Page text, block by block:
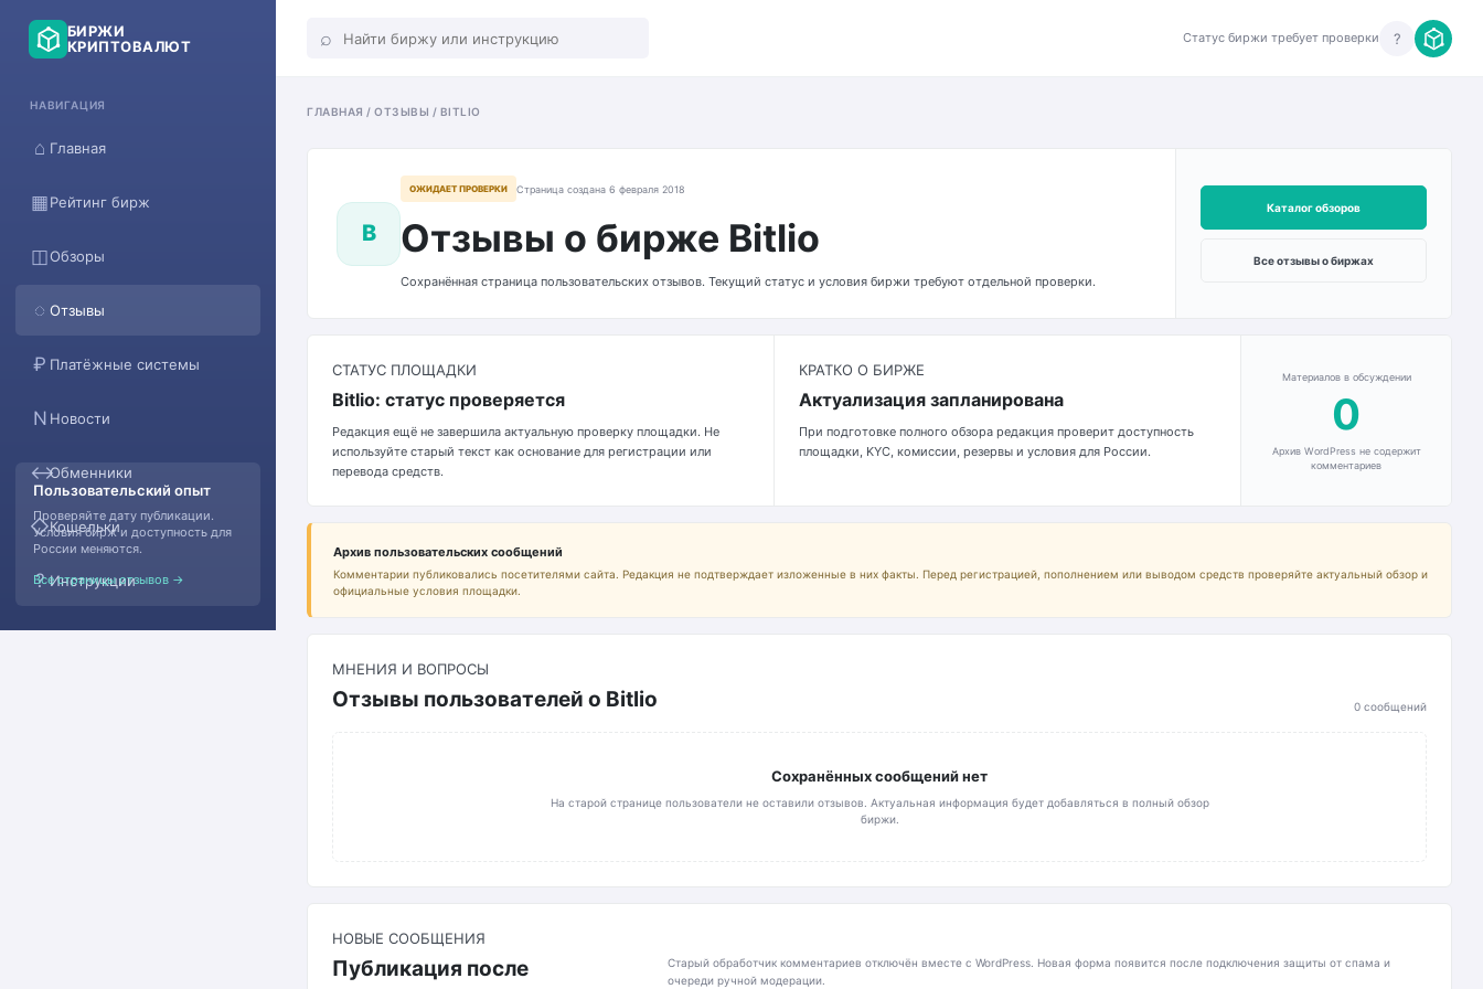
БИРЖИ
КРИПТОВАЛЮТ
НАВИГАЦИЯ
⌂ Главная
▦Рейтинг бирж
◫Обзоры
◌ Отзывы
₽ Платёжные системы
N Новости
↔Обменники
◇Кошельки
? Инструкции
Пользовательский опыт
Проверяйте дату публикации.
Условия бирж и доступность для
России меняются.
Все страницы отзывов →
⌕ Статус биржи требует проверки ?
ГЛАВНАЯ / ОТЗЫВЫ / BITLIO
B
ОЖИДАЕТ ПРОВЕРКИ Страница создана 6 февраля 2018
Отзывы о бирже Bitlio
Сохранённая страница пользовательских отзывов. Текущий статус и условия биржи требуют отдельной проверки.
Каталог обзоров
Все отзывы о биржах
СТАТУС ПЛОЩАДКИ
Bitlio: статус проверяется
Редакция ещё не завершила актуальную проверку площадки. Не
используйте старый текст как основание для регистрации или
перевода средств.
КРАТКО О БИРЖЕ
Актуализация запланирована
При подготовке полного обзора редакция проверит доступность
площадки, KYC, комиссии, резервы и условия для России.
Материалов в обсуждении
0
Архив WordPress не содержит
комментариев
Архив пользовательских сообщений
Комментарии публиковались посетителями сайта. Редакция не подтверждает изложенные в них факты. Перед регистрацией, пополнением или выводом средств проверяйте актуальный обзор и
официальные условия площадки.
МНЕНИЯ И ВОПРОСЫ
Отзывы пользователей о Bitlio 0 сообщений
Сохранённых сообщений нет
На старой странице пользователи не оставили отзывов. Актуальная информация будет добавляться в полный обзор
биржи.
НОВЫЕ СООБЩЕНИЯ
Публикация после
Старый обработчик комментариев отключён вместе с WordPress. Новая форма появится после подключения защиты от спама и
очереди ручной модерации.